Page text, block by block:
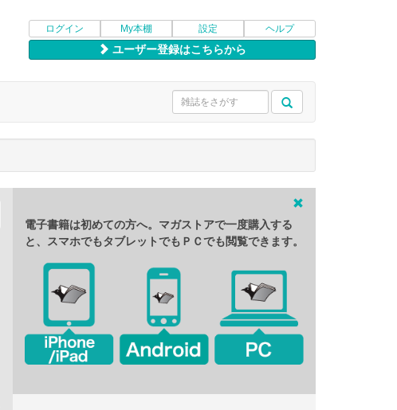
ログイン My本棚 設定 ヘルプ
ユーザー登録はこちらから
電子書籍は初めての方へ。マガストアで一度購入する
と、スマホでもタブレットでもＰＣでも閲覧できます。